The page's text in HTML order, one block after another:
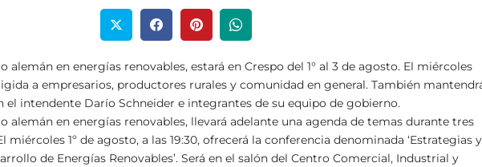
alemán en energías renovables, estará en Crespo del 1° al 3 de agosto. El miércoles
a empresarios, productores rurales y comunidad en general. También
el intendente Darío Schneider e integrantes de su equipo de gobierno.
alemán en energías renovables, llevará adelante una agenda de temas durante tres
miércoles 1º de agosto, a las 19:30, ofrecerá la conferencia denominada ‘Estrategias y
de Energías Renovables’. Será en el salón del Centro Comercial, Industrial y